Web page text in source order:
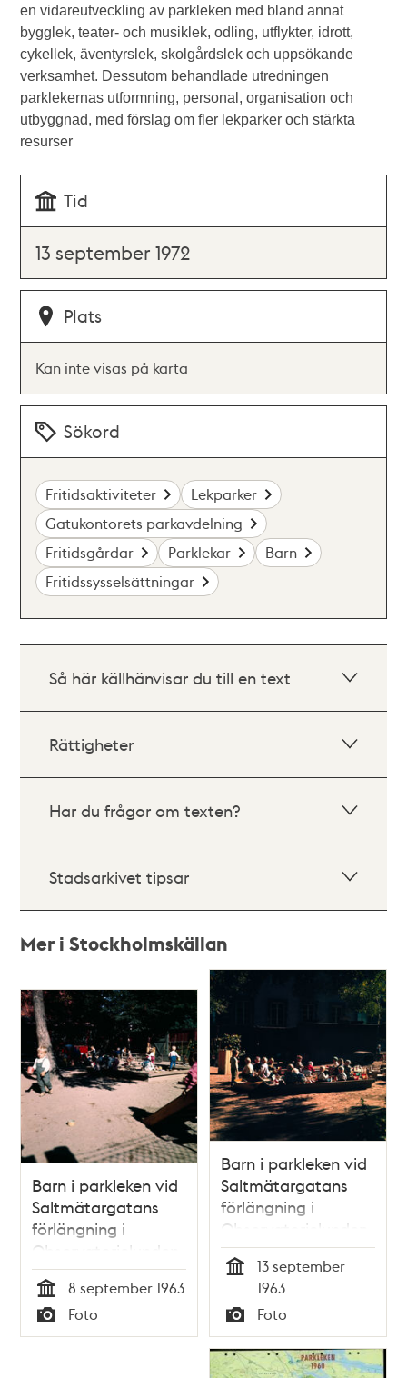
en vidareutveckling av parkleken med bland annat
bygglek, teater- och musiklek, odling, utflykter, idrott,
cykellek, äventyrslek, skolgårdslek och uppsökande
verksamhet. Dessutom behandlade utredningen
parklekernas utformning, personal, organisation och
utbyggnad, med förslag om fler lekparker och stärkta
resurser
Tid
13 september 1972
Plats
Kan inte visas på karta
Sökord
Fritidsaktiviteter
Lekparker
Gatukontorets parkavdelning
Fritidsgårdar
Parklekar
Barn
Fritidssysselsättningar
Så här källhänvisar du till en text
Rättigheter
Har du frågor om texten?
Stadsarkivet tipsar
Mer i Stockholmskällan
poster
och
teman
Barn i parkleken vid
Saltmätargatans
förlängning i
Observatorielunden
Tid
8 september 1963
Typ
Foto
Barn i parkleken vid
Saltmätargatans
förlängning i
Observatorielunden
13 september
1963
Typ
Foto